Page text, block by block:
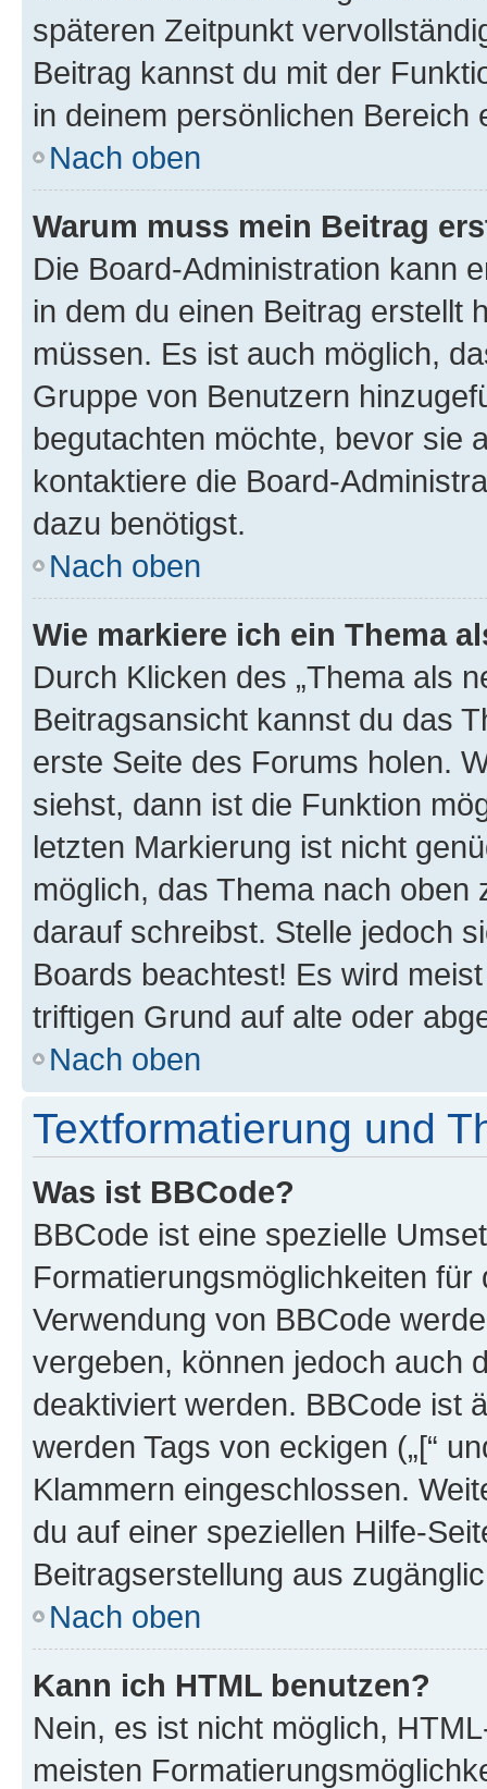
späteren Zeitpunkt
Beitrag kannst du mit der
in deinem persönlichen Bereich
Nach oben
Warum muss mein Beitrag
Die Board-Administration kann
in dem du einen Beitrag erstellt
müssen. Es ist auch möglich,
Gruppe von Benutzern
begutachten möchte, bevor sie
kontaktiere die Board-
dazu benötigst.
Nach oben
Wie markiere ich ein Thema
Durch Klicken des „Thema als
Beitragsansicht kannst du das
erste Seite des Forums holen.
siehst, dann ist die Funktion
letzten Markierung ist nicht
möglich, das Thema nach oben
darauf schreibst. Stelle jedoch
Boards beachtest! Es wird
triftigen Grund auf alte oder
Nach oben
Textformatierung und
Was ist BBCode?
BBCode ist eine spezielle
Formatierungsmöglichkeiten
Verwendung von BBCode
vergeben, können jedoch auch
deaktiviert werden. BBCode ist
werden Tags von eckigen („[“
Klammern eingeschlossen.
du auf einer speziellen Hilfe-
Beitragserstellung aus
Nach oben
Kann ich HTML benutzen?
Nein, es ist nicht möglich,
meisten